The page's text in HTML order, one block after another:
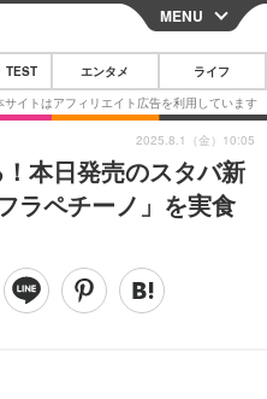
CLOSE
スマートフォン
ガジェット・ツール
その他
映画・ドラマ
MENU
TEST エンタメ ライフ
本日発売のスタバ新
ラペチーノ」を実食
2025.8.1（金）10:05